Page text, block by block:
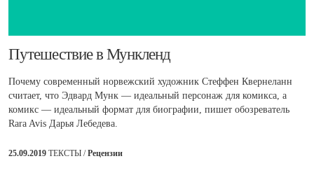
​Путешествие в Мункленд
Почему современный норвежский художник Стеффен Квернеланн
считает, что Эдвард Мунк — идеальный персонаж для комикса, а
комикс — идеальный формат для биографии, пишет обозреватель
Rara Avis Дарья Лебедева.
25.09.2019 ТЕКСТЫ /Рецензии